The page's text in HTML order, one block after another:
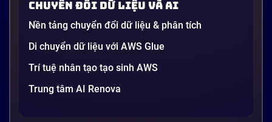
dường như chỉ được viết cho kỹ sư, không phải cho
người […]
21 phút
Chuyển đổi dữ liệu và AI
Nền tảng chuyển đổi dữ liệu & phân tích
Di chuyển dữ liệu với AWS Glue
Trí tuệ nhân tạo tạo sinh AWS
Trung tâm AI Renova